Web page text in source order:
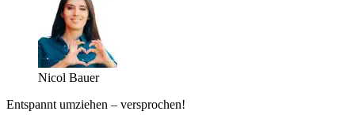
Nicol Bauer
Entspannt umziehen – versprochen!